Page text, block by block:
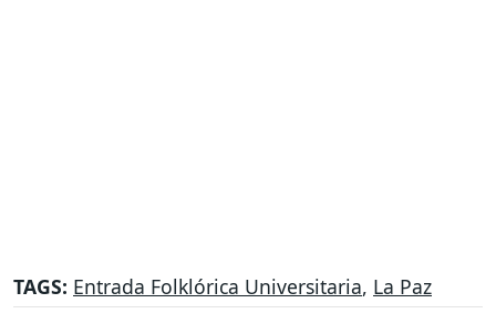
TAGS: Entrada Folklórica Universitaria, La Paz